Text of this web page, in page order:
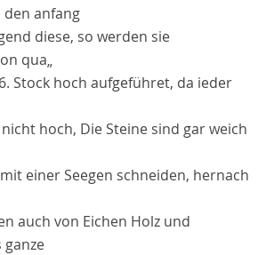
anfang
diese, so werden sie
qua„
Stock hoch aufgeführet, da ieder
hoch, Die Steine sind gar weich
einer Seegen schneiden, hernach
auch von Eichen Holz und
ganze